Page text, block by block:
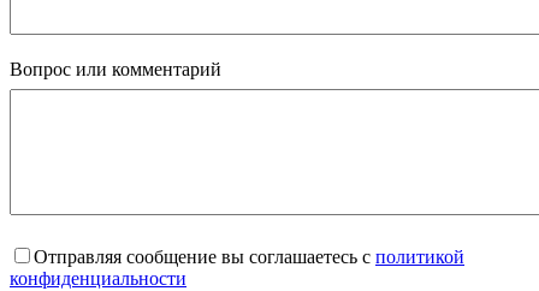
Вопрос или комментарий
Отправляя сообщение вы соглашаетесь с политикой
конфиденциальности